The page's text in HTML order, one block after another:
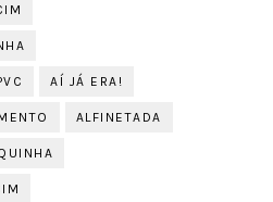
AÍ JÁ ERA!
ALFINETADA